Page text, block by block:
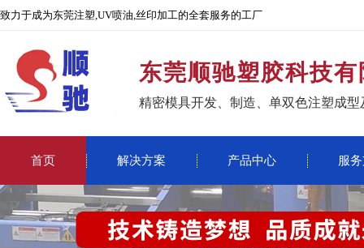
致力于成为东莞注塑,UV喷油,丝印加工的全套服务的工厂
东莞顺驰塑胶科技
精密模具开发、制造、单双色注塑成
首页 解决方案 产品中心 服